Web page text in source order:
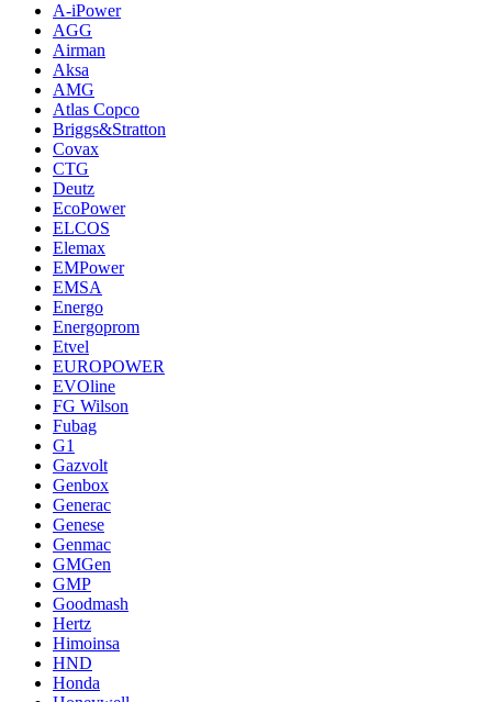
A-iPower
AGG
Airman
Aksa
AMG
Atlas Copco
Briggs&Stratton
Covax
CTG
Deutz
EcoPower
ELCOS
Elemax
EMPower
EMSA
Energo
Energoprom
Etvel
EUROPOWER
EVOline
FG Wilson
Fubag
G1
Gazvolt
Genbox
Generac
Genese
Genmac
GMGen
GMP
Goodmash
Hertz
Himoinsa
HND
Honda